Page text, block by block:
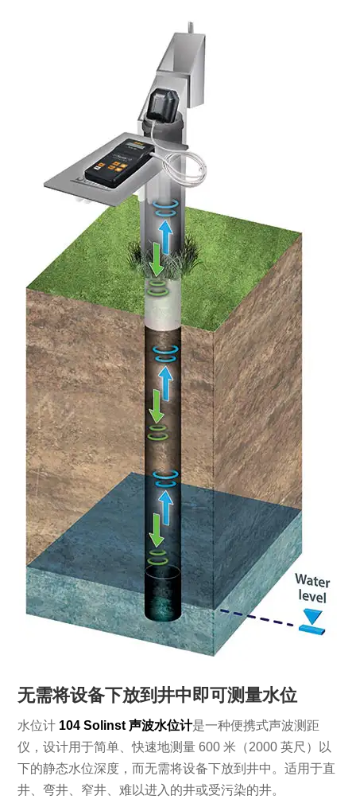
无需将设备下放到井中即可测量水位
水位计 104 Solinst 声波水位计是一种便携式声波测距
仪，设计用于简单、快速地测量 600 米（2000 英尺）以
下的静态水位深度，而无需将设备下放到井中。适用于直
井、弯井、窄井、难以进入的井或受污染的井。